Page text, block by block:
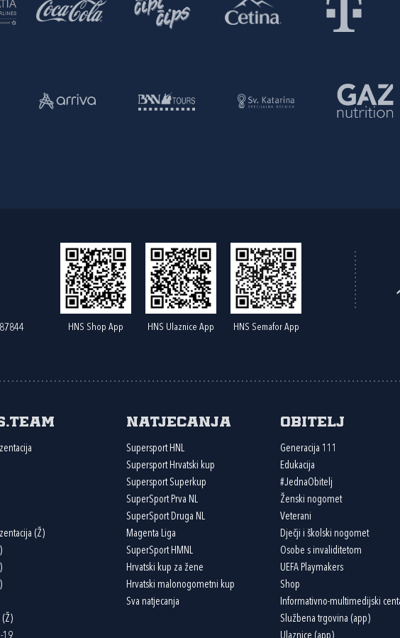
HNS Shop App HNS Ulaznice App HNS Semafor App
(Ž)
(Ž)
Natjecanja
Supersport HNL
Supersport Hrvatski kup
Supersport Superkup
SuperSport Prva NL
SuperSport Druga NL
Magenta Liga
SuperSport HMNL
Hrvatski kup za žene
Hrvatski malonogometni kup
Sva natjecanja
Obitelj
Generacija 111
Edukacija
#JednaObitelj
Ženski nogomet
Veterani
Dječji i školski nogomet
Osobe s invaliditetom
UEFA Playmakers
Shop
Informativno-multimedijski
Službena trgovina (app)